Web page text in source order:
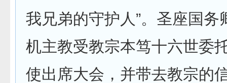
我兄弟的守护人”。圣座国务
机主教受教宗本笃十六世委
使出席大会，并带去教宗的